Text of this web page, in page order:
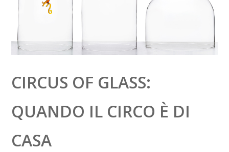
CIRCUS OF GLASS:
QUANDO IL CIRCO È DI
CASA